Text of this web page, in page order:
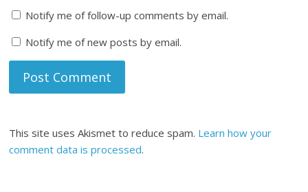
Notify me of follow-up comments by email.
Notify me of new posts by email.
This site uses Akismet to reduce spam. Learn how your
comment data is processed.